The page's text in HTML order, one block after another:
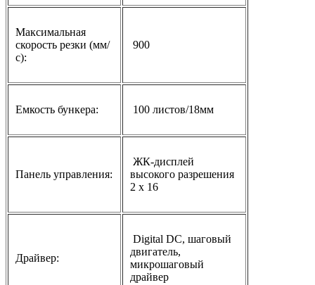
Максимальная
скорость резки (мм/
с):
900
Емкость бункера: 100 листов/18мм
Панель управления:
ЖК-дисплей
высокого разрешения
2 x 16
Драйвер:
Digital DC, шаговый
двигатель,
микрошаговый
драйвер